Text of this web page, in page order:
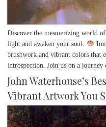
Discover the mesmerizing world
light and awaken your soul.
brushwork and vibrant colors that
introspection. Join us on a journey
John Waterhouse’s
Vibrant Artwork You